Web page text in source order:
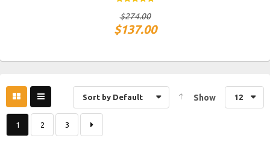
$274.00
$137.00
Sort by Default Show 12
1 2 3